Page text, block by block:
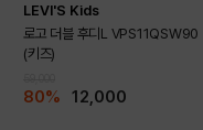
LEVI'S Kids
로고 더블 후디L VPS11QSW90
(키즈)
80% 12,000